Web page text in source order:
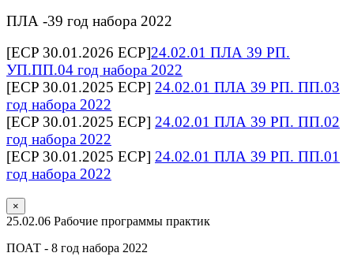
ПЛА -39 год набора 2022
[ECP 30.01.2026 ECP]24.02.01 ПЛА 39 РП.
УП.ПП.04 год набора 2022
[ECP 30.01.2025 ECP] 24.02.01 ПЛА 39 РП. ПП.03
год набора 2022
[ECP 30.01.2025 ECP] 24.02.01 ПЛА 39 РП. ПП.02
год набора 2022
[ECP 30.01.2025 ECP] 24.02.01 ПЛА 39 РП. ПП.01
год набора 2022
×
25.02.06 Рабочие программы практик
ПОАТ - 8 год набора 2022